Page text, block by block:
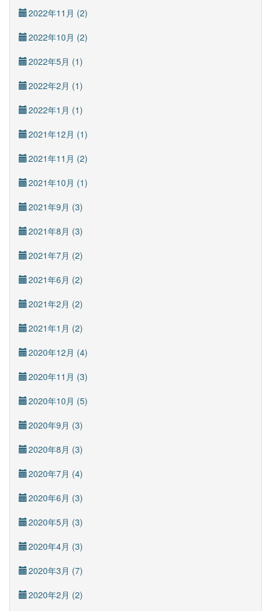
2022年11月 (2)
2022年10月 (2)
2022年5月 (1)
2022年2月 (1)
2022年1月 (1)
2021年12月 (1)
2021年11月 (2)
2021年10月 (1)
2021年9月 (3)
2021年8月 (3)
2021年7月 (2)
2021年6月 (2)
2021年2月 (2)
2021年1月 (2)
2020年12月 (4)
2020年11月 (3)
2020年10月 (5)
2020年9月 (3)
2020年8月 (3)
2020年7月 (4)
2020年6月 (3)
2020年5月 (3)
2020年4月 (3)
2020年3月 (7)
2020年2月 (2)